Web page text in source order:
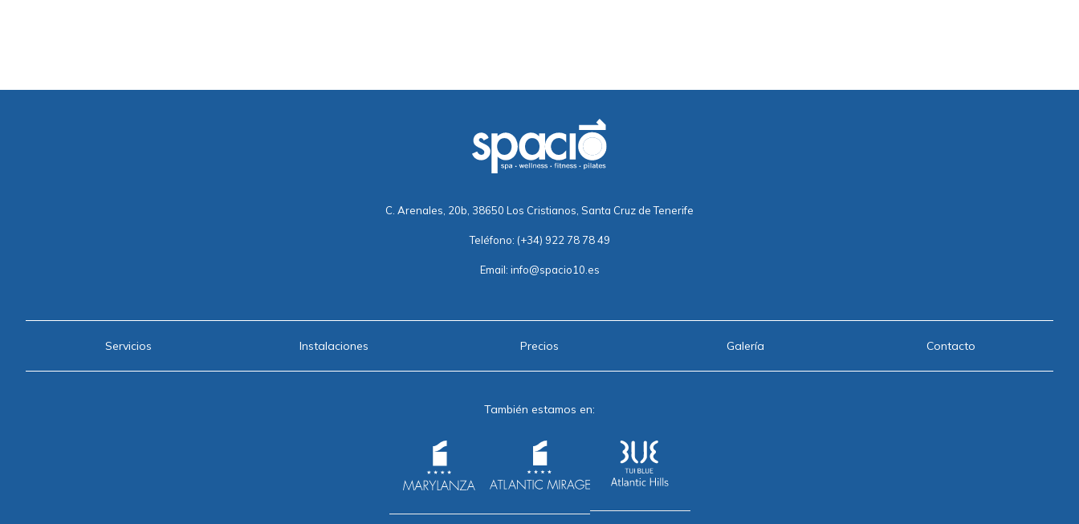
C. Arenales, 20b, 38650 Los Cristianos, Santa Cruz de Tenerife
Teléfono: (+34) 922 78 78 49
Email: info@spacio10.es
Servicios Instalaciones Precios Galería Contacto
También estamos en: